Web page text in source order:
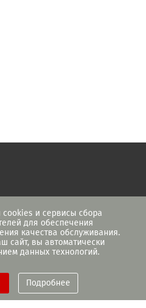
cookies и сервисы сбора
для обеспечения
качества обслуживания.
сайт, вы автоматически
данных технологий.
Подробнее